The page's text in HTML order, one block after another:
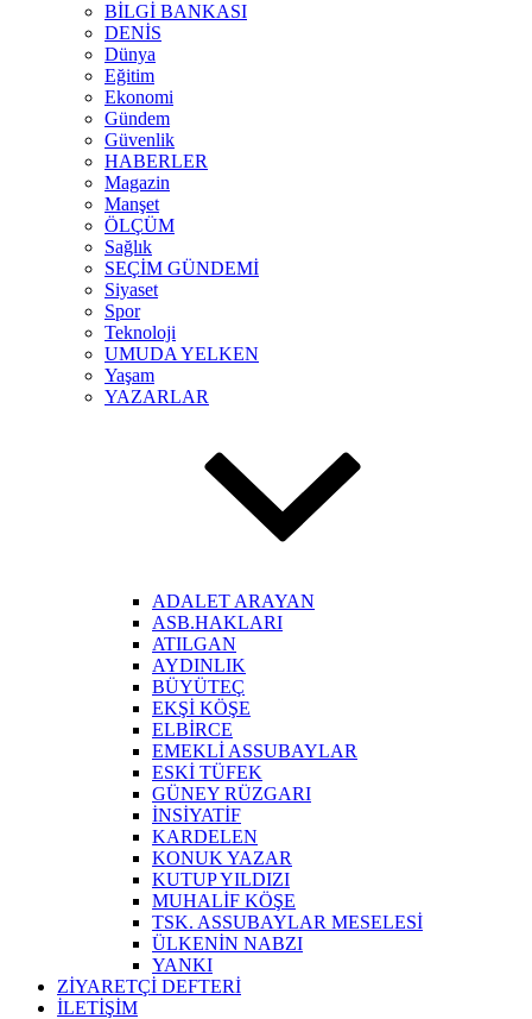
BİLGİ BANKASI
DENİS
Dünya
Eğitim
Ekonomi
Gündem
Güvenlik
HABERLER
Magazin
Manşet
ÖLÇÜM
Sağlık
SEÇİM GÜNDEMİ
Siyaset
Spor
Teknoloji
UMUDA YELKEN
Yaşam
YAZARLAR
ADALET ARAYAN
ASB.HAKLARI
ATILGAN
AYDINLIK
BÜYÜTEÇ
EKŞİ KÖŞE
ELBİRCE
EMEKLİ ASSUBAYLAR
ESKİ TÜFEK
GÜNEY RÜZGARI
İNSİYATİF
KARDELEN
KONUK YAZAR
KUTUP YILDIZI
MUHALİF KÖŞE
TSK. ASSUBAYLAR MESELESİ
ÜLKENİN NABZI
YANKI
ZİYARETÇİ DEFTERİ
İLETİŞİM